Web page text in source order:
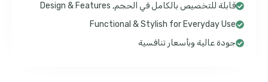
قابلة للتخصيص بالكامل في الحجم,Design & Features
Functional & Stylish for Everyday Use
جودة عالية وبأسعار تنافسية